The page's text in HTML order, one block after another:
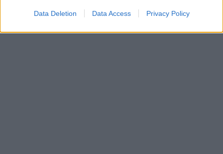
Data Deletion Data Access Privacy Policy